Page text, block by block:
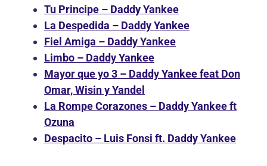
Tu Principe – Daddy Yankee
La Despedida – Daddy Yankee
Fiel Amiga – Daddy Yankee
Limbo – Daddy Yankee
Mayor que yo 3 – Daddy Yankee feat Don
Omar, Wisin y Yandel
La Rompe Corazones – Daddy Yankee ft
Ozuna
Despacito – Luis Fonsi ft. Daddy Yankee